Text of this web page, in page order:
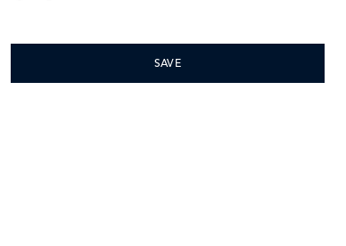
Hourglass Diffuser
d'Oranger van DIPTYQUE is een
SAVE